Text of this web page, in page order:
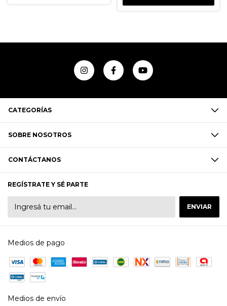
CATEGORÍAS
SOBRE NOSOTROS
CONTÁCTANOS
REGÍSTRATE Y SÉ PARTE
Medios de pago
Medios de envío